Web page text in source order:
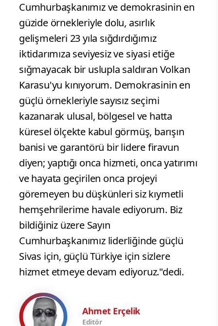
Cumhurbaşkanımız ve demokrasinin en
güzide örnekleriyle dolu, asırlık
gelişmeleri 23 yıla sığdırdığımız
iktidarımıza seviyesiz ve siyasi etiğe
sığmayacak bir uslupla saldıran Volkan
Karasu'yu kınıyorum. Demokrasinin en
güçlü örnekleriyle sayısız seçimi
kazanarak ulusal, bölgesel ve hatta
küresel ölçekte kabul görmüş, barışın
banisi ve garantörü bir lidere firavun
diyen; yaptığı onca hizmeti, onca yatırımı
ve hayata geçirilen onca projeyi
göremeyen bu düşkünleri siz kıymetli
hemşehrilerime havale ediyorum. Biz
bildiğiniz üzere Sayın
Cumhurbaşkanımız liderliğinde güçlü
Sivas için, güçlü Türkiye için sizlere
hizmet etmeye devam ediyoruz."dedi.
Ahmet Erçelik
Editör